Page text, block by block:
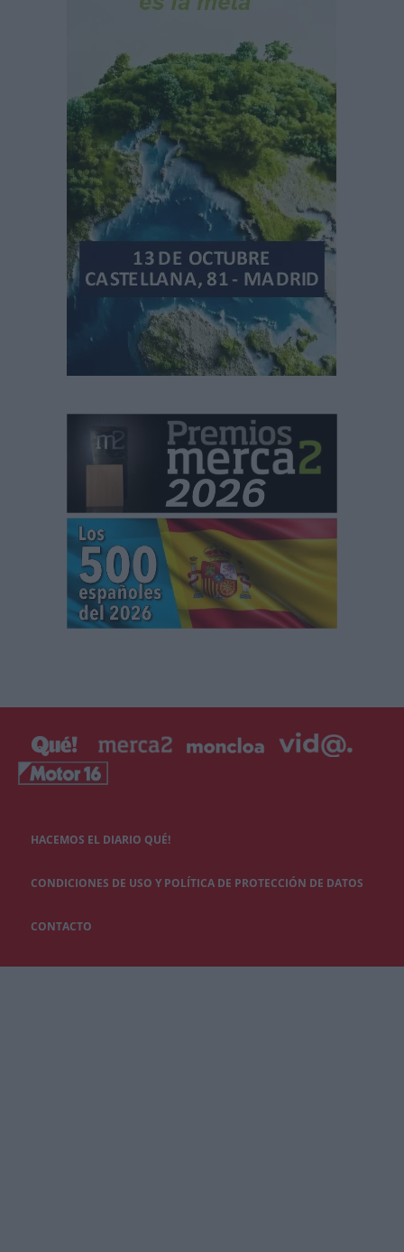
HACEMOS EL DIARIO QUÉ!
CONDICIONES DE USO Y POLÍTICA DE PROTECCIÓN DE DATOS
CONTACTO